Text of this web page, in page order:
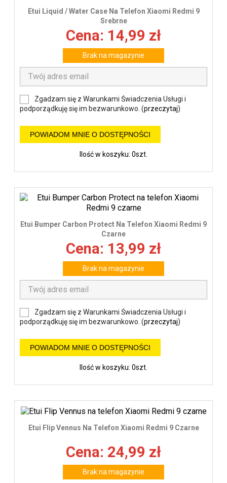
Etui Liquid / Water Case Na Telefon Xiaomi Redmi 9
Srebrne
Cena: 14,99 zł
Brak na magazynie
Zgadzam się z Warunkami Świadczenia Usługi i
podporządkuję się im bezwarunkowo. (przeczytaj)
POWIADOM MNIE O DOSTĘPNOŚCI
Ilość w koszyku: 0szt.
Etui Bumper Carbon Protect Na Telefon Xiaomi Redmi 9
Czarne
Cena: 13,99 zł
Brak na magazynie
Zgadzam się z Warunkami Świadczenia Usługi i
podporządkuję się im bezwarunkowo. (przeczytaj)
POWIADOM MNIE O DOSTĘPNOŚCI
Ilość w koszyku: 0szt.
Etui Flip Vennus Na Telefon Xiaomi Redmi 9 Czarne
Cena: 24,99 zł
Brak na magazynie